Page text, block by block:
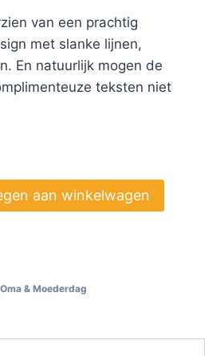
van een prachtig
met slanke lijnen,
En natuurlijk mogen de
teksten niet
aan winkelwagen
Oma & Moederdag